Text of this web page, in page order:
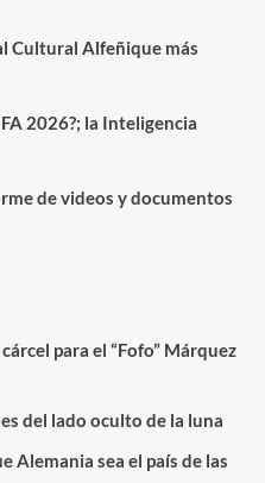
Cultural Alfeñique más
2026?; la Inteligencia
de videos y documentos
para el “Fofo” Márquez
del lado oculto de la luna
Alemania sea el país de las